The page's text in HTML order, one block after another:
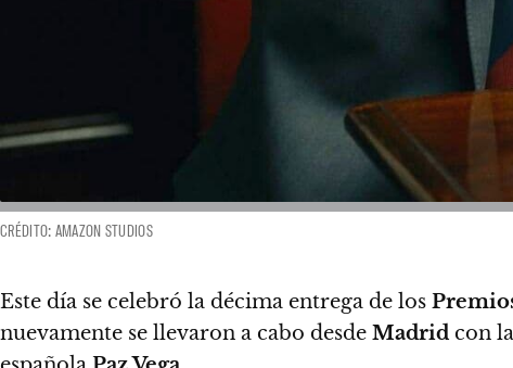
CRÉDITO: AMAZON STUDIOS
Este día se celebró la décima entrega de los
nuevamente se llevaron a cabo desde Madrid con